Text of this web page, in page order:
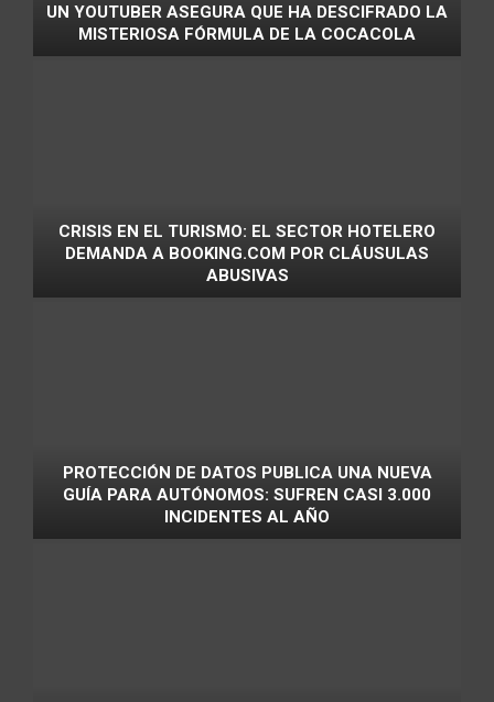
UN YOUTUBER ASEGURA QUE HA DESCIFRADO LA
MISTERIOSA FÓRMULA DE LA COCACOLA
CRISIS EN EL TURISMO: EL SECTOR HOTELERO
DEMANDA A BOOKING.COM POR CLÁUSULAS
ABUSIVAS
PROTECCIÓN DE DATOS PUBLICA UNA NUEVA
GUÍA PARA AUTÓNOMOS: SUFREN CASI 3.000
INCIDENTES AL AÑO